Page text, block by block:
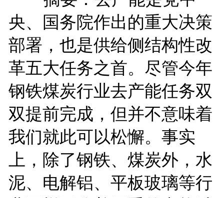
央、国务院作出的重大决策
部署，也是供给侧结构性改
革五大任务之首。尽管今年
钢铁煤炭行业去产能任务双
双提前完成，但并不意味着
我们就此可以松懈。事实
上，除了钢铁、煤炭外，水
泥、电解铝、平板玻璃等行